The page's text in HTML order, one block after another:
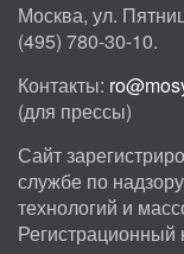
Москва, ул.
(495) 780-30-10.
Контакты:
(для прессы)
Сайт
службе по
технологий и